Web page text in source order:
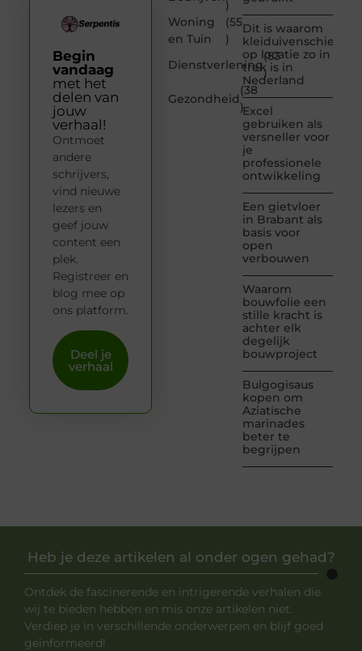
)
Woning
en Tuin
(55
)
Dienstverlening
(53
)
Gezondheid
(38
)
Dit is waarom
kleiduivenschieten
op locatie zo in
trek is in
Nederland
Excel
gebruiken als
versneller voor
je
professionele
ontwikkeling
Een gietvloer
in Brabant als
basis voor
open
verbouwen
Waarom
bouwfolie een
stille kracht is
achter elk
degelijk
bouwproject
Bulgogisaus
kopen om
Aziatische
marinades
beter te
begrijpen
Begin
vandaag
met het
delen van
jouw
verhaal!
Ontmoet
andere
schrijvers,
vind nieuwe
lezers en
geef jouw
content een
plek.
Registreer en
blog mee op
ons platform.
Deel je
verhaal
Heb je deze artikelen al onder ogen gehad?
Ontdek de fascinerende en intrigerende verhalen die
wij te bieden hebben en mis onze artikelen niet.
Verdiep je in verschillende onderwerpen en blijf goed
geïnformeerd!